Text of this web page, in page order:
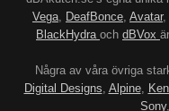
Vega, DeafBonce, Avatar,
BlackHydra och dBVox
Några av våra övriga
Digital Designs, Alpine,
Sony,